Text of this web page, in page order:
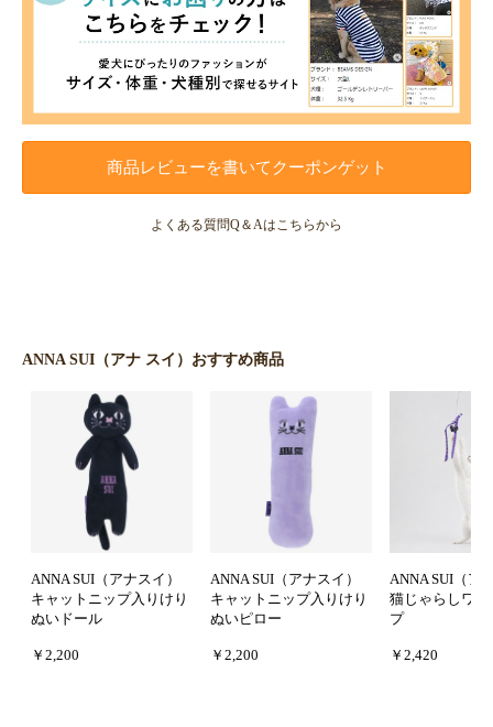
商品レビューを書いてクーポンゲット
よくある質問Q＆Aはこちらから
ANNA SUI（アナ スイ）おすすめ商品
ANNA SUI（アナスイ）
キャットニップ入りけり
ぬいドール
￥2,200
ANNA SUI（アナスイ）
キャットニップ入りけり
ぬいピロー
￥2,200
ANNA SUI（ア
猫じゃらしワ
プ
￥2,420